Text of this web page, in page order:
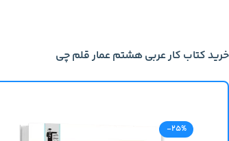
خرید کتاب کار عربی هشتم عمار قلم چی
-25%